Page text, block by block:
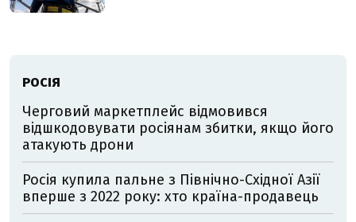
РОСІЯ
Черговий маркетплейс відмовився
відшкодовувати росіянам збитки, якщо його
атакують дрони
Росія купила пальне з Північно-Східної Азії
вперше з 2022 року: хто країна-продавець